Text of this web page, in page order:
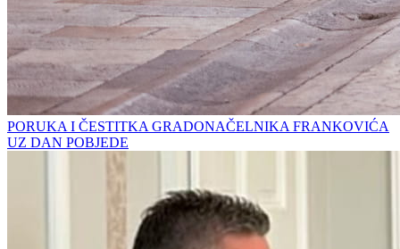
PORUKA I ČESTITKA GRADONAČELNIKA FRANKOVIĆA
UZ DAN POBJEDE